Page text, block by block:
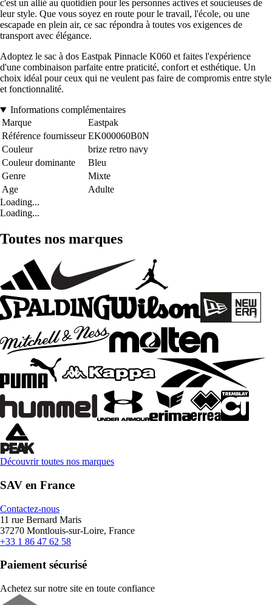
c'est un allié au quotidien pour les personnes actives et soucieuses de
leur style. Que vous soyez en route pour le travail, l'école, ou une
escapade en plein air, ce sac répondra à toutes vos exigences de
transport avec élégance.
Adoptez le sac à dos Eastpak Pinnacle K060 et faites l'expérience
d'une combinaison parfaite entre praticité, confort et esthétique. Un
choix idéal pour ceux qui ne veulent pas faire de compromis entre style
et fonctionnalité.
Informations complémentaires
Marque
Eastpak
Référence fournisseur EK000060B0N
Couleur
brize retro navy
Couleur dominante
Bleu
Genre
Mixte
Age
Adulte
Loading...
Loading...
Toutes nos marques
Découvrir toutes nos marques
SAV en France
Contactez-nous
11 rue Bernard Maris
37270 Montlouis-sur-Loire, France
+33 1 86 47 62 58
Paiement sécurisé
Achetez sur notre site en toute confiance